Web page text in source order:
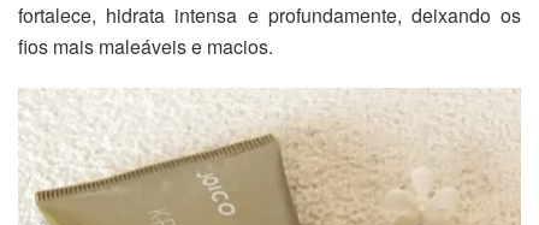
fortalece, hidrata intensa e profundamente, deixando os
fios mais maleáveis e macios.